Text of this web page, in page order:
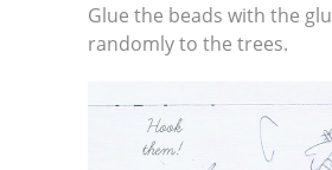
Glue the beads with the
randomly to the trees.